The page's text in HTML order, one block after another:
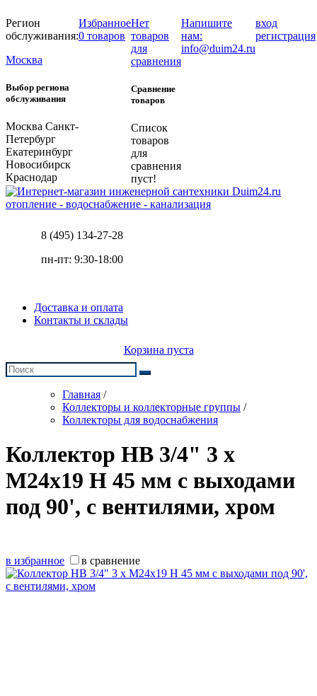
Регион
обслуживания:
Москва
Выбор региона
обслуживания
Москва Санкт-
Петербург
Екатеринбург
Новосибирск
Краснодар
Избранное
0 товаров
Нет
товаров
для
сравнения
Сравнение
товаров
Список
товаров
для
сравнения
пуст!
Напишите
нам:
info@duim24.ru
вход
регистрация
отопление - водоснабжение - канализация
8 (495) 134-27-28
пн-пт: 9:30-18:00
Доставка и оплата
Контакты и склады
Корзина пуста
Главная /
Коллекторы и коллекторные группы /
Коллекторы для водоснабжения
Коллектор НВ 3/4" 3 х
М24х19 Н 45 мм с выходами
под 90', с вентилями, хром
в избранное в сравнение